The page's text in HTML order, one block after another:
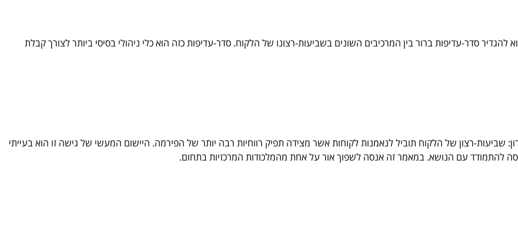
סדר-עדיפות ברור בין המרכיבים השונים בשביעות-רצונו של הלקוח. סדר-עדיפות כזה הוא כלי ניהולי בסיסי ביותר לצורך קבלת
רצון של הלקוח תוביל לנאמנות לקוחות אשר מצידה תפיק רווחיות רבה יותר של הפירמה. היישום המעשי של גישה זו הוא בעייתי
להתמודד עם הנושא. במאמר זה אנסה לשפוך אור על אחת מהמלכודות המרכזיות בתחום.